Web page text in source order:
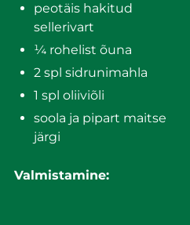
peotäis hakitud
sellerivart
¼ rohelist õuna
2 spl sidrunimahla
1 spl oliiviõli
soola ja pipart maitse
järgi
Valmistamine: